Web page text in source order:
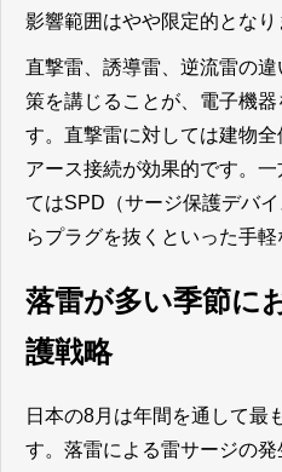
影響範囲はやや限定的となり
直撃雷、誘導雷、逆流雷の
策を講じることが、電子機
す。直撃雷に対しては建物
アース接続が効果的です。
てはSPD（サージ保護デバ
らプラグを抜くといった手軽
落雷が多い季節に
護戦略
日本の8月は年間を通して最
す。落雷による雷サージの